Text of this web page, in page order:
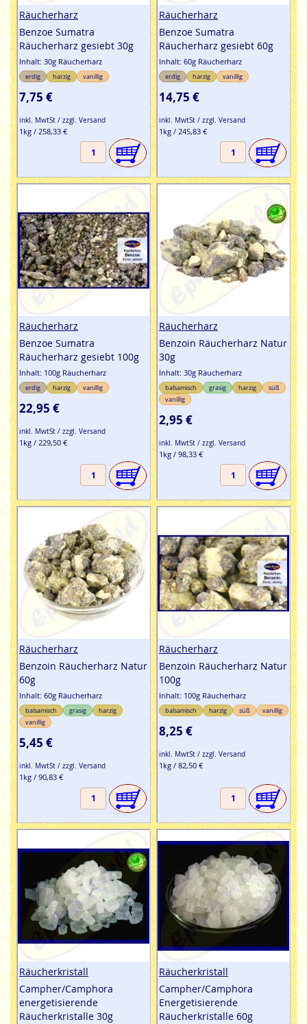
Räucherharz
Benzoe Sumatra
Räucherharz gesiebt 30g
Inhalt: 30g Räucherharz
erdig harzig vanillig
7,75 €
inkl. MwtSt / zzgl. Versand
1kg / 258,33 €
Räucherharz
Benzoe Sumatra
Räucherharz gesiebt 60g
Inhalt: 60g Räucherharz
erdig harzig vanillig
14,75 €
inkl. MwtSt / zzgl. Versand
1kg / 245,83 €
Räucherharz
Benzoe Sumatra
Räucherharz gesiebt 100g
Inhalt: 100g Räucherharz
erdig harzig vanillig
22,95 €
inkl. MwtSt / zzgl. Versand
1kg / 229,50 €
Räucherharz
Benzoin Räucherharz Natur
30g
Inhalt: 30g Räucherharz
balsamisch grasig harzig
süß
vanillig
2,95 €
inkl. MwtSt / zzgl. Versand
1kg / 98,33 €
Räucherharz
Benzoin Räucherharz Natur
60g
Inhalt: 60g Räucherharz
balsamisch grasig
harzig
vanillig
5,45 €
inkl. MwtSt / zzgl. Versand
1kg / 90,83 €
Räucherharz
Benzoin Räucherharz Natur
100g
Inhalt: 100g Räucherharz
balsamisch harzig süß vanillig
8,25 €
inkl. MwtSt / zzgl. Versand
1kg / 82,50 €
Räucherkristall
Campher/Camphora
energetisierende
Räucherkristalle 30g
Räucherkristall
Campher/Camphora
Energetisierende
Räucherkristalle 60g